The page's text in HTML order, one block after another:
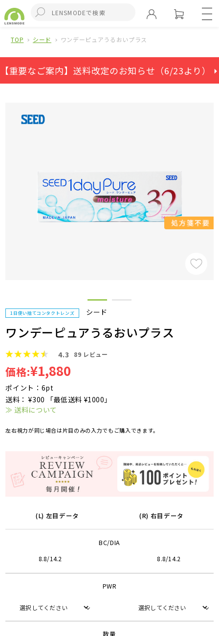
TOP シード ワンデーピュアうるおいプラス
【重要なご案内】送料改定のお知らせ（6/23より） ⏵
1日使い捨てコンタクトレンズ シード
ワンデーピュアうるおいプラス
4.3 89 レビュー
価格:¥1,880
ポイント：6pt
送料： ¥300 「最低送料 ¥1000」
≫ 送料について
左右視力が同じ場合は片目のみの入力でもご購入できます。
(L) 左目データ (R) 右目データ
BC/DIA
8.8/14.2 8.8/14.2
PWR
数量